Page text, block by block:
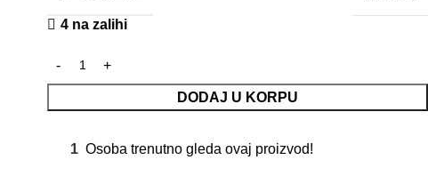
4 na zalihi
DODAJ U KORPU
1 Osoba trenutno gleda ovaj proizvod!